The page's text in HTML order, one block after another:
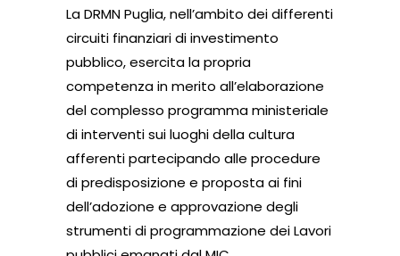
La DRMN Puglia, nell’ambito dei differenti
circuiti finanziari di investimento
pubblico, esercita la propria
competenza in merito all’elaborazione
del complesso programma ministeriale
di interventi sui luoghi della cultura
afferenti partecipando alle procedure
di predisposizione e proposta ai fini
dell’adozione e approvazione degli
strumenti di programmazione dei Lavori